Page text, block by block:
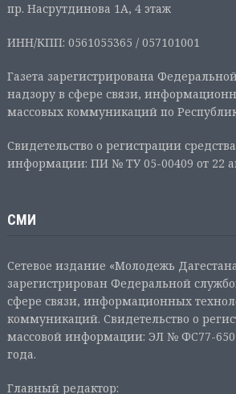
пр. Насрутдинова 1А, 4 этаж
ИНН/КПП: 0561055365 / 057101001
Газета зарегистрирована
надзору в сфере связи,
массовых коммуникаций по
Свидетельство о регистрации
информации: ПИ № ТУ 05-00409 от 22
СМИ
Сетевое издание «Молодежь
зарегистрирован Федеральной
сфере связи, информационных
коммуникаций. Свидетельство о
массовой информации: ЭЛ № ФС77-
года.
Главный редактор: